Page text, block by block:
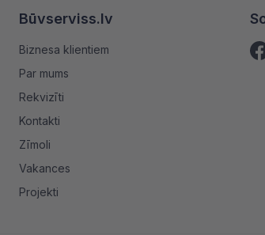
Būvserviss.lv
Biznesa klientiem
Par mums
Rekvizīti
Kontakti
Zīmoli
Vakances
Projekti